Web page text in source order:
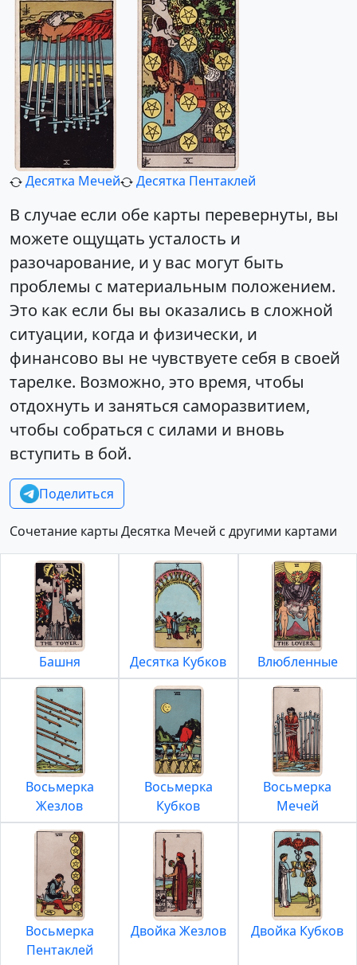
Десятка Мечей Десятка Пентаклей
В случае если обе карты перевернуты, вы
можете ощущать усталость и
разочарование, и у вас могут быть
проблемы с материальным положением.
Это как если бы вы оказались в сложной
ситуации, когда и физически, и
финансово вы не чувствуете себя в своей
тарелке. Возможно, это время, чтобы
отдохнуть и заняться саморазвитием,
чтобы собраться с силами и вновь
вступить в бой.
Поделиться
Сочетание карты Десятка Мечей с другими картами
Башня Десятка Кубков Влюбленные
Восьмерка
Жезлов
Восьмерка
Кубков
Восьмерка
Мечей
Восьмерка
Пентаклей
Двойка Жезлов Двойка Кубков